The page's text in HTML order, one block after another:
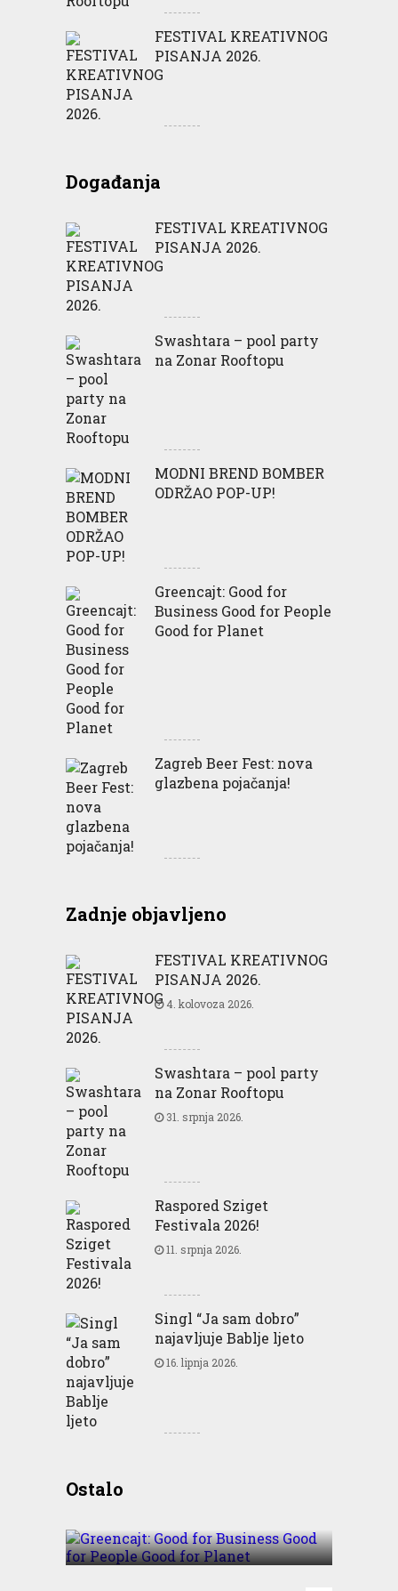
FESTIVAL KREATIVNOG
PISANJA 2026.
Događanja
FESTIVAL KREATIVNOG
PISANJA 2026.
Swashtara – pool party
na Zonar Rooftopu
MODNI BREND BOMBER
ODRŽAO POP-UP!
Greencajt: Good for
Business Good for People
Good for Planet
Zagreb Beer Fest: nova
glazbena pojačanja!
Zadnje objavljeno
FESTIVAL KREATIVNOG
PISANJA 2026.
4. kolovoza 2026.
Swashtara – pool party
na Zonar Rooftopu
31. srpnja 2026.
Raspored Sziget
Festivala 2026!
11. srpnja 2026.
Singl “Ja sam dobro”
najavljuje Bablje ljeto
16. lipnja 2026.
OstaloBusiness Good for People